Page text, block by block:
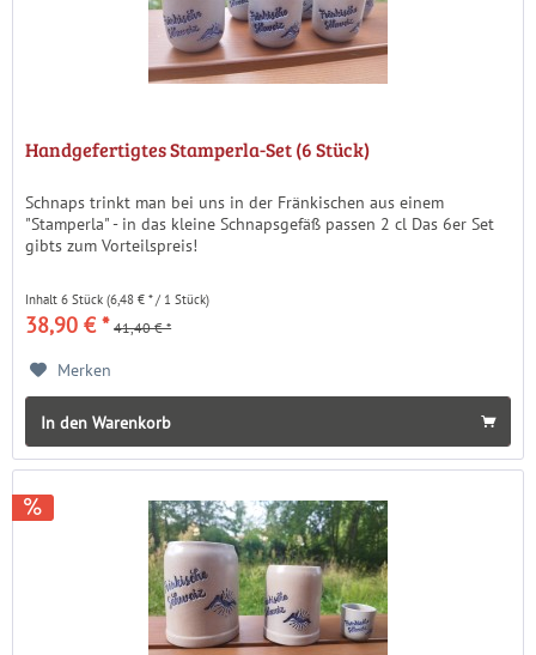
Handgefertigtes Stamperla-Set (6 Stück)
Schnaps trinkt man bei uns in der Fränkischen aus einem
"Stamperla" - in das kleine Schnapsgefäß passen 2 cl Das 6er Set
gibts zum Vorteilspreis!
Inhalt6 Stück(6,48 € * / 1 Stück)
38,90 € * 41,40 € *
Merken
In den Warenkorb